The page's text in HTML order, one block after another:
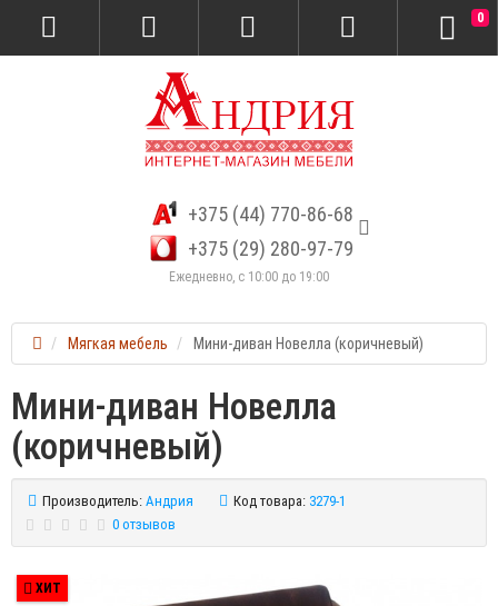
+375 (44) 770-86-68
+375 (29) 280-97-79
Ежедневно, с 10:00 до 19:00
0
Мягкая мебель Мини-диван Новелла (коричневый)
Мини-диван Новелла
(коричневый)
Производитель: Андрия Код товара: 3279-1
0 отзывов
ХИТ